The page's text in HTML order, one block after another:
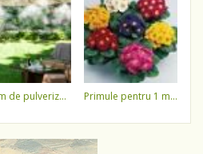
pulverizare a apei primule pentru 1 martie 3,5 lei / ghiveci !!!!